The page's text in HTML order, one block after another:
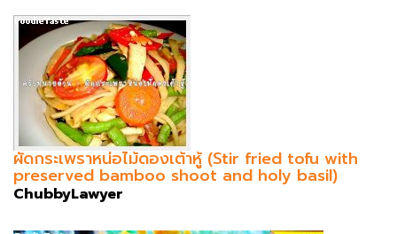
ผัดกระเพราหน่อไม้ดองเต้าหู้ (Stir fried tofu with
preserved bamboo shoot and holy basil)
ChubbyLawyer